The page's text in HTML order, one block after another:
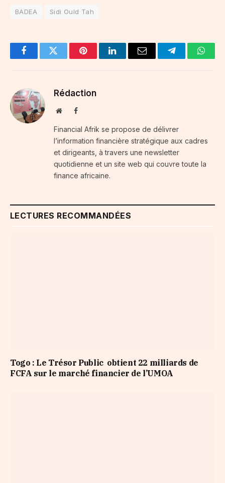
BADEA Sidi Ould Tah
FacebookTwitter PinterestLinkedInEmail Telegram
Rédaction
WebsiteFacebook
Financial Afrik se propose de délivrer
l’information financière stratégique aux cadres
et dirigeants, à travers une newsletter
quotidienne et un site web qui couvre toute la
finance africaine.
LECTURES RECOMMANDÉES
Togo : Le Trésor Public obtient 22 milliards de
FCFA sur le marché financier de l’UMOA